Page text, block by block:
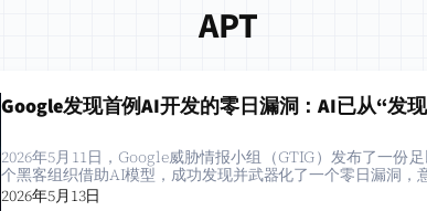
APT
Google发现首例AI开发的零日漏洞：AI已从“发
2026年5月11日，Google威胁情报小组（GTIG）发布了一份
个黑客组织借助AI模型，成功发现并武器化了一个零日漏洞，
2026年5月13日